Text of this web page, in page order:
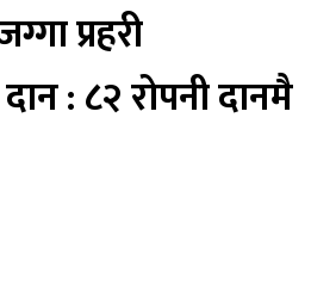
प्रहरी
: ८२ रोपनी दानमै